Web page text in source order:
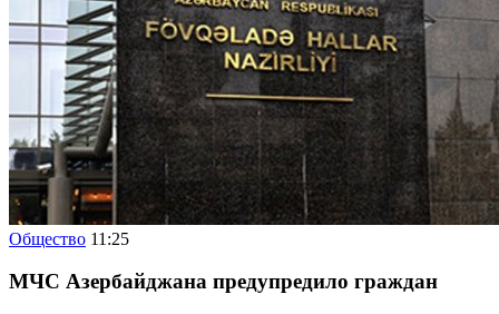
Общество 11:25
МЧС Азербайджана предупредило граждан